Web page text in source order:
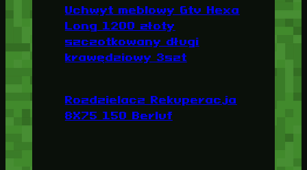
Uchwyt meblowy Gtv Hexa
Long 1200 złoty
szczotkowany długi
krawędziowy 3szt
Rozdzielacz Rekuperacja
8X75 150 Berluf